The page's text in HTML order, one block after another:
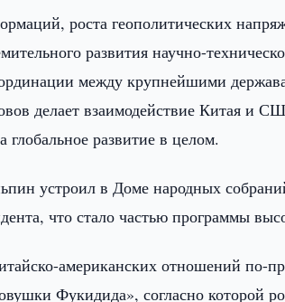
роста геополитических
развития научно-
между крупнейшими
делает взаимодействие Китая и
развитие в целом.
устроил в Доме народных
что стало частью программы
американских отношений по-
Фукидида», согласно которой